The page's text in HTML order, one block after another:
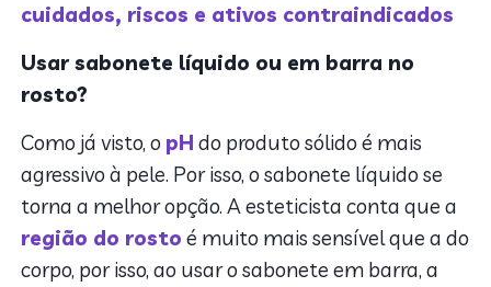
cuidados, riscos e ativos contraindicados
Usar sabonete líquido ou em barra no
rosto?
Como já visto, o pH do produto sólido é mais
agressivo à pele. Por isso, o sabonete líquido se
torna a melhor opção. A esteticista conta que a
região do rosto é muito mais sensível que a do
corpo, por isso, ao usar o sabonete em barra, a